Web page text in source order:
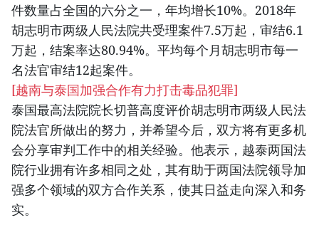
件数量占全国的六分之一，年均增长10%。2018年
胡志明市两级人民法院共受理案件7.5万起，审结6.1
万起，结案率达80.94%。平均每个月胡志明市每一
名法官审结12起案件。
[越南与泰国加强合作有力打击毒品犯罪]
泰国最高法院院长切普高度评价胡志明市两级人民法
院法官所做出的努力，并希望今后，双方将有更多机
会分享审判工作中的相关经验。他表示，越泰两国法
院行业拥有许多相同之处，其有助于两国法院领导加
强多个领域的双方合作关系，使其日益走向深入和务
实。